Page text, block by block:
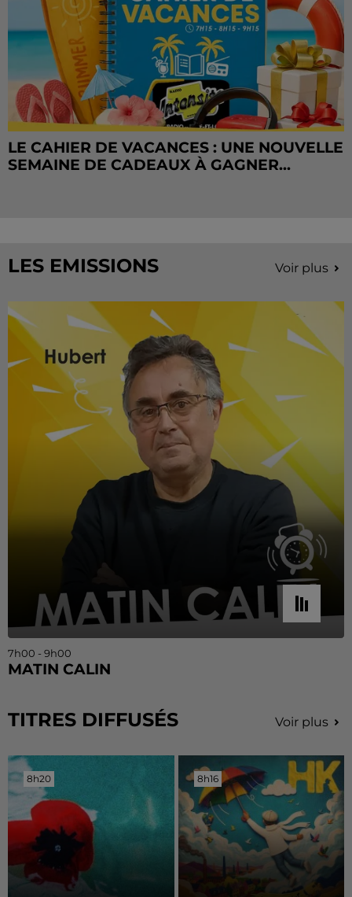
LE CAHIER DE VACANCES : UNE NOUVELLE
SEMAINE DE CADEAUX À GAGNER...
LES EMISSIONS Voir plus
7h00 - 9h00
MATIN CALIN
TITRES DIFFUSÉS Voir plus
8h20
8h20 8h16
8h16